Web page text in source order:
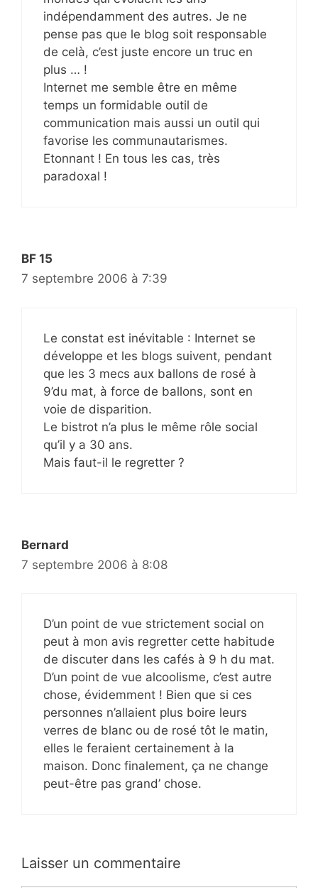
indépendamment des autres. Je ne
pense pas que le blog soit responsable
de celà, c’est juste encore un truc en
plus … !
Internet me semble être en même
temps un formidable outil de
communication mais aussi un outil qui
favorise les communautarismes.
Etonnant ! En tous les cas, très
paradoxal !
BF 15
7 septembre 2006 à 7:39
Le constat est inévitable : Internet se
développe et les blogs suivent, pendant
que les 3 mecs aux ballons de rosé à
9’du mat, à force de ballons, sont en
voie de disparition.
Le bistrot n’a plus le même rôle social
qu’il y a 30 ans.
Mais faut-il le regretter ?
Bernard
7 septembre 2006 à 8:08
D’un point de vue strictement social on
peut à mon avis regretter cette habitude
de discuter dans les cafés à 9 h du mat.
D’un point de vue alcoolisme, c’est autre
chose, évidemment ! Bien que si ces
personnes n’allaient plus boire leurs
verres de blanc ou de rosé tôt le matin,
elles le feraient certainement à la
maison. Donc finalement, ça ne change
peut-être pas grand’ chose.
Laisser un commentaire